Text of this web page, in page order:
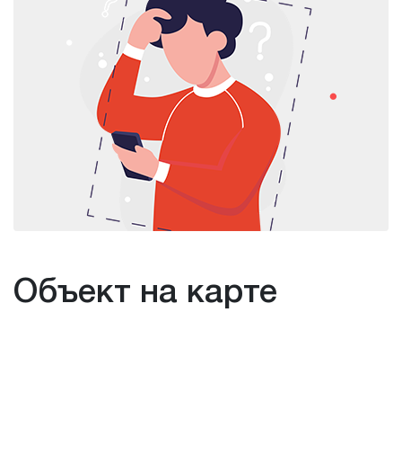
Объект на карте